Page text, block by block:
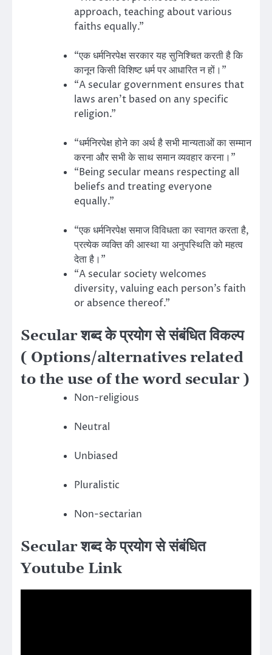
approach, teaching about various
faiths equally.”
“एक धर्मनिरपेक्ष सरकार यह सुनिश्चित करती है कि
कानून किसी विशिष्ट धर्म पर आधारित न हों।”
“A secular government ensures that
laws aren’t based on any specific
religion.”
“धर्मनिरपेक्ष होने का अर्थ है सभी मान्यताओं का सम्मान
करना और सभी के साथ समान व्यवहार करना।”
“Being secular means respecting all
beliefs and treating everyone
equally.”
“एक धर्मनिरपेक्ष समाज विविधता का स्वागत करता है,
प्रत्येक व्यक्ति की आस्था या अनुपस्थिति को महत्व
देता है।”
“A secular society welcomes
diversity, valuing each person’s faith
or absence thereof.”
Secular शब्द के प्रयोग से संबंधित विकल्प
( Options/alternatives related
to the use of the word secular )
Non-religious
Neutral
Unbiased
Pluralistic
Non-sectarian
Secular शब्द के प्रयोग से संबंधित
Youtube Link